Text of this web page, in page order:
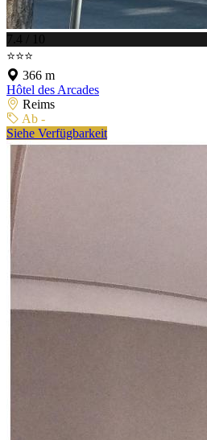
7.4 / 10
⭐⭐⭐
366 m
Hôtel des Arcades
Reims
Ab -
Siehe Verfügbarkeit